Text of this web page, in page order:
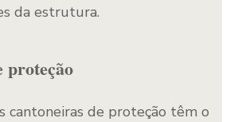
da estrutura.
proteção
cantoneiras de proteção têm o